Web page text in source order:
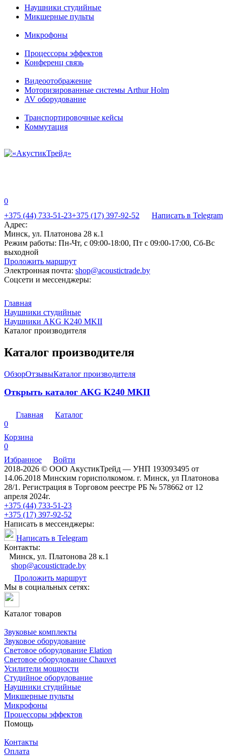
Наушники студийные
Микшерные пульты
Микрофоны
Процессоры эффектов
Конференц связь
Видеоотображение
Моторизированные системы Arthur Holm
AV оборудование
Транспортировочные кейсы
Коммутация
0
+375 (44) 733-51-23+375 (17) 397-92-52
Написать в Telegram
Адрес:
Минск, ул. Платонова 28 к.1
Режим работы: Пн-Чт, с 09:00-18:00, Пт с 09:00-17:00, Сб-Вс
выходной
Проложить маршрут
Электронная почта: shop@acoustictrade.by
Соцсети и мессенджеры:
Главная
Наушники студийные
Наушники AKG K240 MKII
Каталог производителя
Каталог производителя
ОбзорОтзывыКаталог производителя
Открыть каталог AKG K240 MKII
Главная
Каталог
0
Корзина
0
Избранное
Войти
2018-2026 © ООО АкустикТрейд — УНП 193093495 от
14.06.2018 Минским горисполкомом. г. Минск, ул Платонова
28/1. Регистрация в Торговом реестре РБ № 578662 от 12
апреля 2024г.
+375 (44) 733-51-23
+375 (17) 397-92-52
Написать в мессенджеры:
Написать в Telegram
Контакты:
Минск, ул. Платонова 28 к.1
shop@acoustictrade.by
Проложить маршрут
Мы в социальных сетях:
Каталог товаров
Звуковые комплекты
Звуковое оборудование
Световое оборудование Elation
Cветовое оборудование Chauvet
Усилители мощности
Студийное оборудование
Наушники студийные
Микшерные пульты
Микрофоны
Процессоры эффектов
Помощь
Контакты
Оплата